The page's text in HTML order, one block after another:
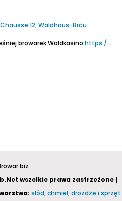
12, Waldhaus-Bräu
browarek Waldkasino https://www.browar.biz/forum/piwo/pi...o-2-waldkasino
wszelkie prawa zastrzeżone |
słód, chmiel, drożdże i sprzęt